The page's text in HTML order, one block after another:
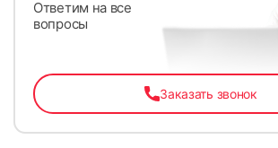
Ответим на все
вопросы
Заказать звонок